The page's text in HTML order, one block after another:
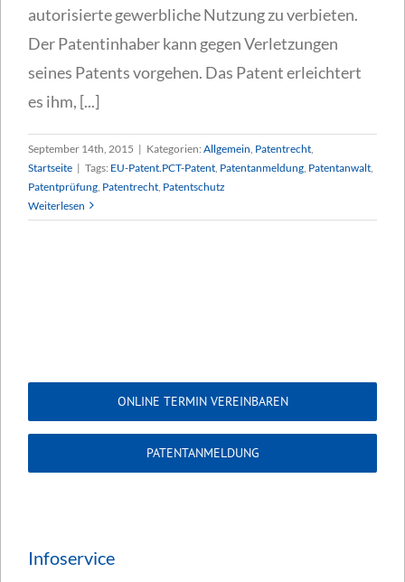
autorisierte gewerbliche Nutzung zu verbieten.
Der Patentinhaber kann gegen Verletzungen
seines Patents vorgehen. Das Patent erleichtert
es ihm, [...]
September 14th, 2015 | Kategorien: Allgemein Patentrecht
Startseite | Tags: EU-Patent.PCT-Patent Patentanmeldung Patentanwalt
Patentprüfung Patentrecht Patentschutz
Weiterlesen
ONLINE TERMIN VEREINBAREN
PATENTANMELDUNG
Infoservice